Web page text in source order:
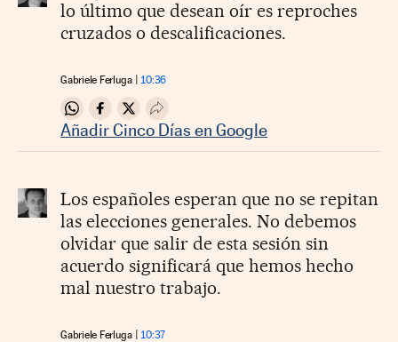
lo último que desean oír es reproches
cruzados o descalificaciones.
Gabriele Ferluga 10:36
Compartir en Whatsapp
Compartir en Facebook
Compartir en Twitter
Desplegar Redes Sociales
Añadir Cinco Días en Google
Los españoles esperan que no se repitan
las elecciones generales. No debemos
olvidar que salir de esta sesión sin
acuerdo significará que hemos hecho
mal nuestro trabajo.
Gabriele Ferluga 10:37